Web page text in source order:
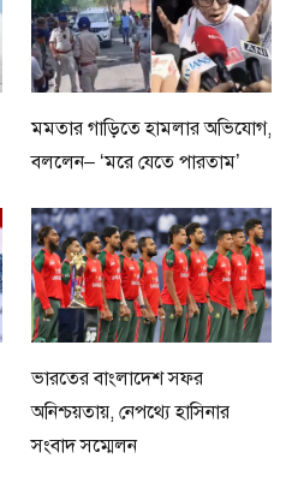
মমতার গাড়িতে হামলার অভিযোগ,
বললেন– ‘মরে যেতে পারতাম’
ভারতের বাংলাদেশ সফর
অনিশ্চয়তায়, নেপথ্যে হাসিনার
সংবাদ সম্মেলন